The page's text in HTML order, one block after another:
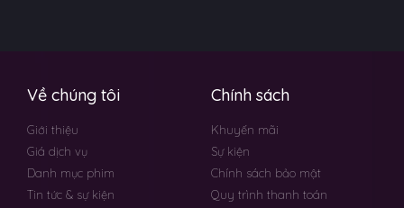
Về chúng tôi
Giới thiệu
Giá dịch vụ
Danh mục phim
Tin tức & sự kiện
Chính sách
Khuyến mãi
Sự kiện
Chính sách bảo mật
Quy trình thanh toán